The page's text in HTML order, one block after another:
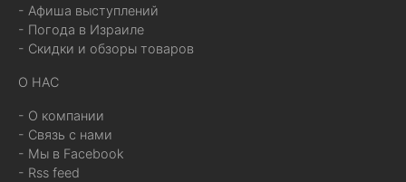
- Афиша выступлений
- Погода в Израиле
- Скидки и обзоры товаров
О НАС
- О компании
- Связь с нами
- Мы в Facebook
- Rss feed